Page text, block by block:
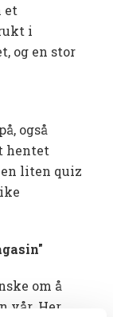
et
i
og en stor
også
hentet
en liten quiz
om å
vår. Her